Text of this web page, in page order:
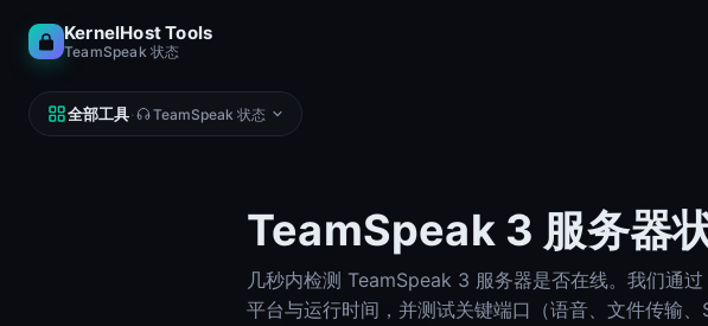
KernelHost Tools
TeamSpeak 状态
全部工具· TeamSpeak 状态
TeamSpeak 3 服务器
几秒内检测 TeamSpeak 3 服务器是否在线。我们通
平台与运行时间，并测试关键端口（语音、文件传输